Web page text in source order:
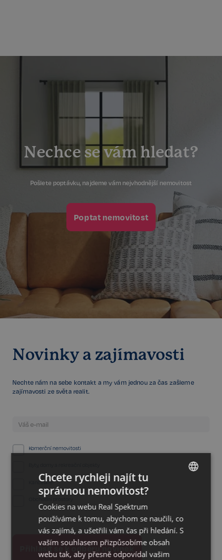
Nechce se vám hledat?
Pošlete poptávku, najdeme vám nejvhodnější nemovitost
Poptat nemovitost
Novinky a zajímavosti
Nechte nám na sebe kontakt a my vám jednou za čas zašleme
zajímavosti ze světa realit.
Komerční nemovitosti
Kanceláře
Obchodní prostory
Chcete rychleji najít tu
správnou nemovitost?
Cookies na webu Real Spektrum
používáme k tomu, abychom se naučili, co
vás zajímá, a ušetřili vám čas při hledání. S
vaším souhlasem přizpůsobíme obsah
webu tak, aby přesně odpovídal vašim